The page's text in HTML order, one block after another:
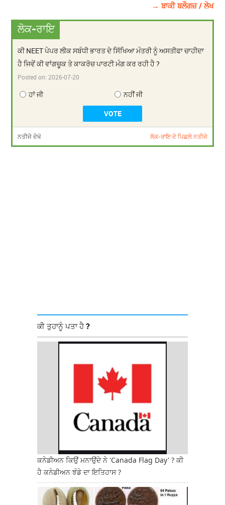
→ ਬਾਕੀ ਬਲੌਗਜ਼ / ਲੇਖ
ਲੋਕ-ਰਾਇ
ਕੀ NEET ਪੇਪਰ ਲੀਕ ਸਬੰਧੀ ਭਾਰਤ ਦੇ ਸਿੱਖਿਆ ਮੰਤਰੀ ਨੂੰ ਅਸਤੀਫਾ ਚਾਹੀਦਾ
ਹੈ ਜਿਵੇਂ ਕੀ ਵਾਂਗਚੂਕ ਤੇ ਕਾਕਰੋਚ ਪਾਰਟੀ ਮੰਗ ਕਰ ਰਹੀ ਹੈ ?
Posted on:2026-07-20
ਹਾਂ ਜੀ ਨਹੀਂ ਜੀ
ਨਤੀਜੇ ਦੇਖੋ ਲੋਕ-ਰਾਇ ਦੇ ਪਿਛਲੇ ਨਤੀਜੇ
ਕੀ ਤੁਹਾਨੂੰ ਪਤਾ ਹੈ ?
ਕਨੇਡੀਅਨ ਕਿਉਂ ਮਨਾਉਂਦੇ ਨੇ 'Canada Flag Day' ? ਕੀ
ਹੈ ਕਨੇਡੀਅਨ ਝੰਡੇ ਦਾ ਇਤਿਹਾਸ ?